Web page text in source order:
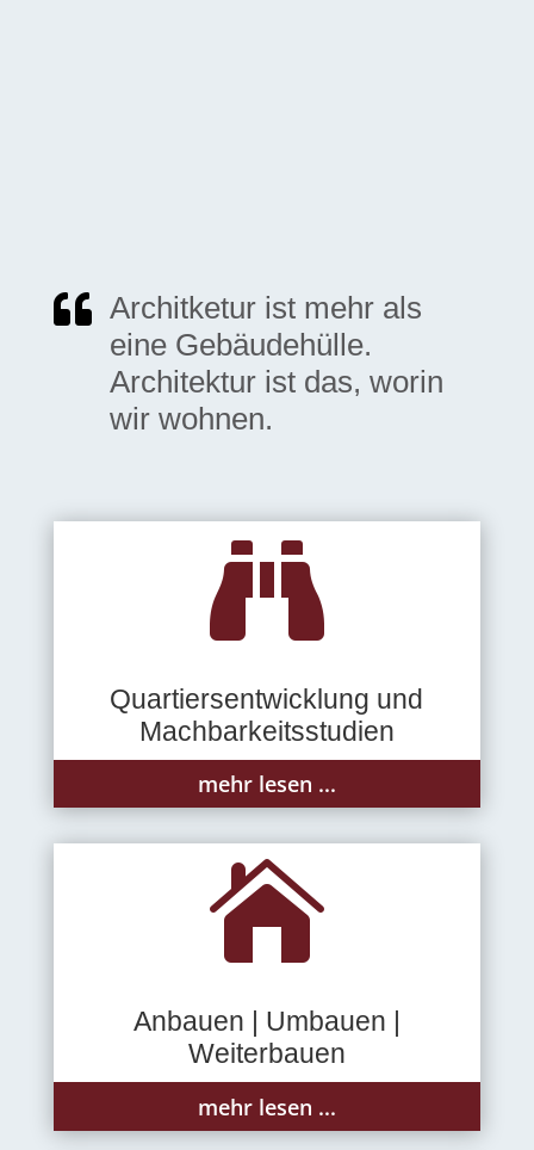
 Architketur ist mehr als
eine Gebäudehülle.
Architektur ist das, worin
wir wohnen.

Quartiersentwicklung und
Machbarkeitsstudien
mehr lesen ...

Anbauen | Umbauen |
Weiterbauen
mehr lesen ...